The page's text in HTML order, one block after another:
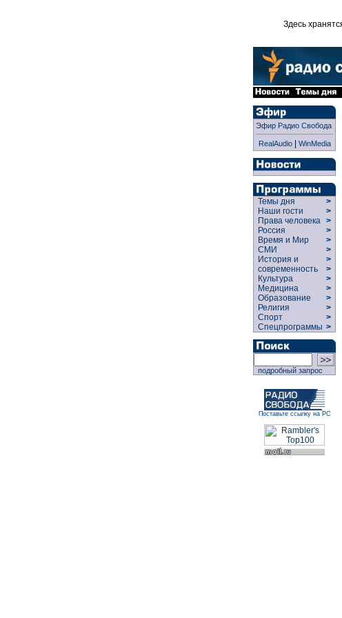
Здесь
Эфир Радио Свобода
RealAudio| WinMedia
Темы дня
>
Наши гости
>
Права человека >
Россия
>
Время и Мир
>
СМИ
>
История и
современность
>
>
Культура
>
Медицина
>
Образование
>
Религия
>
Спорт
>
Спецпрограммы >
подробный запрос
Поставьте ссылку на РС